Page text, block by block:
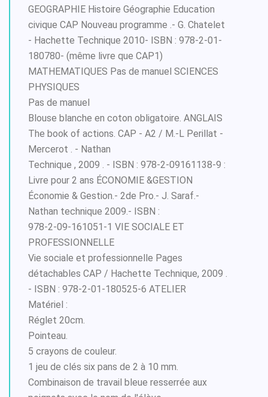
GEOGRAPHIE Histoire Géographie Education
civique CAP Nouveau programme .- G. Chatelet
- Hachette Technique 2010- ISBN : 978-2-01-
180780- (même livre que CAP1)
MATHEMATIQUES Pas de manuel SCIENCES
PHYSIQUES
Pas de manuel
Blouse blanche en coton obligatoire. ANGLAIS
The book of actions. CAP - A2 / M.-L Perillat -
Mercerot . - Nathan
Technique , 2009 . - ISBN : 978-2-09161138-9 :
Livre pour 2 ans ÉCONOMIE &GESTION
Économie & Gestion.- 2de Pro.- J. Saraf.-
Nathan technique 2009.- ISBN :
978-2-09-161051-1 VIE SOCIALE ET
PROFESSIONNELLE
Vie sociale et professionnelle Pages
détachables CAP / Hachette Technique, 2009 .
- ISBN : 978-2-01-180525-6 ATELIER
Matériel :
Réglet 20cm.
Pointeau.
5 crayons de couleur.
1 jeu de clés six pans de 2 à 10 mm.
Combinaison de travail bleue resserrée aux